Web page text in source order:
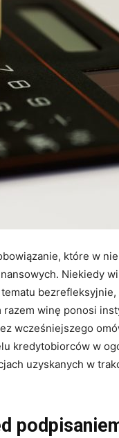
które w
Niekiedy
winę ponosi
wcześniejszego
kredytobiorców w
uzyskanych w